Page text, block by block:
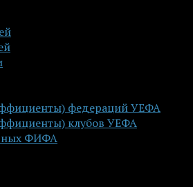
федераций УЕФА
клубов УЕФА
ФИФА